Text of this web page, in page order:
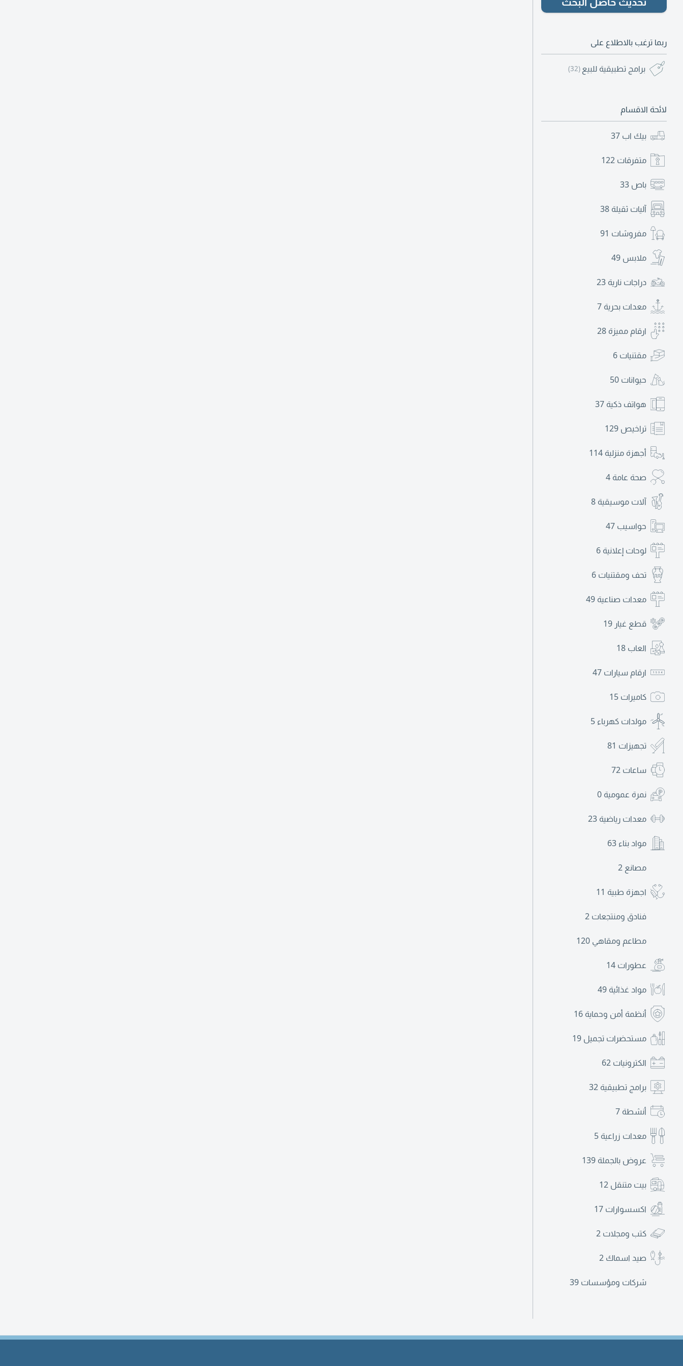
ربما ترغب بالاطلاع على
برامج تطبيقية للبيع (32)
لائحة الاقسام
بيك اب 37
متفرقات 122
باص 33
آليات ثقيلة 38
مفروشات 91
ملابس 49
دراجات نارية 23
معدات بحرية 7
ارقام مميزة 28
مقتنيات 6
حيوانات 50
هواتف ذكية 37
تراخيص 129
أجهزة منزلية 114
صحة عامة 4
آلات موسيقية 8
حواسيب 47
لوحات إعلانية 6
تحف ومقتنيات 6
معدات صناعية 49
قطع غيار 19
العاب 18
ارقام سيارات 47
كاميرات 15
مولدات كهرباء 5
تجهيزات 81
ساعات 72
نمرة عمومية 0
معدات رياضية 23
مواد بناء 63
مصانع 2
اجهزة طبية 11
فنادق ومنتجعات 2
مطاعم ومقاهي 120
عطورات 14
مواد غذائية 49
أنظمة أمن وحماية 16
مستحضرات تجميل 19
الكترونيات 62
برامج تطبيقية 32
أنشطة 7
معدات زراعية 5
عروض بالجملة 139
بيت متنقل 12
اكسسوارات 17
كتب ومجلات 2
صيد اسماك 2
شركات ومؤسسات 39